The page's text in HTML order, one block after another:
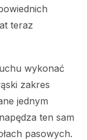
teraz
wykonać
zakres
jednym
ten sam
pasowych.